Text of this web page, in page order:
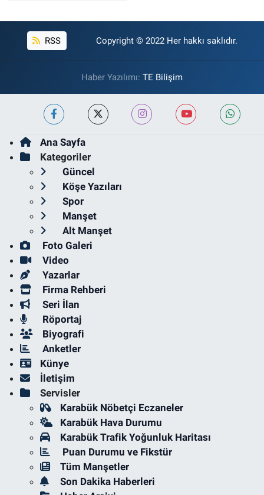
RSS Copyright © 2022 Her hakkı saklıdır.
Haber Yazılımı: TE Bilişim
Ana Sayfa
Kategoriler
Güncel
Köşe Yazıları
Spor
Manşet
Alt Manşet
Foto Galeri
Video
Yazarlar
Firma Rehberi
Seri İlan
Röportaj
Biyografi
Anketler
Künye
İletişim
Servisler
Karabük Nöbetçi Eczaneler
Karabük Hava Durumu
Karabük Trafik Yoğunluk Haritası
Puan Durumu ve Fikstür
Tüm Manşetler
Son Dakika Haberleri